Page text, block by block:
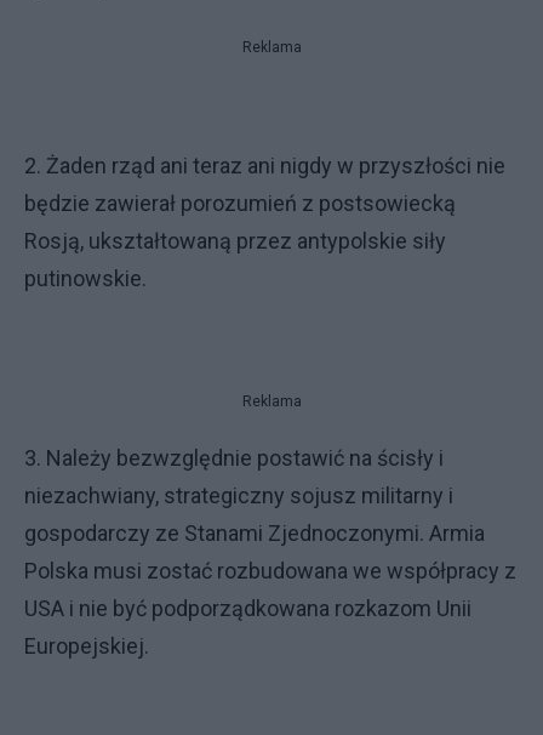
Reklama
2. Żaden rząd ani teraz ani nigdy w przyszłości nie
będzie zawierał porozumień z postsowiecką
Rosją, ukształtowaną przez antypolskie siły
putinowskie.
Reklama
3. Należy bezwzględnie postawić na ścisły i
niezachwiany, strategiczny sojusz militarny i
gospodarczy ze Stanami Zjednoczonymi. Armia
Polska musi zostać rozbudowana we współpracy z
USA i nie być podporządkowana rozkazom Unii
Europejskiej.